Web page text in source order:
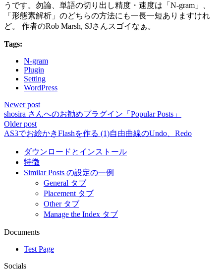
うです。勿論、単語の切り出し精度・速度は「N-gram」、
「形態素解析」のどちらの方法にも一長一短ありますけれ
ど。 作者のRob Marsh, SJさんスゴイなぁ。
Tags:
N-gram
Plugin
Setting
WordPress
Newer post
shosira さんへのお勧めプラグイン「Popular Posts」
Older post
AS3でお絵かきFlashを作る (1)自由曲線のUndo、Redo
ダウンロードとインストール
特徴
Similar Posts の設定の一例
General タブ
Placement タブ
Other タブ
Manage the Index タブ
Documents
Test Page
Socials